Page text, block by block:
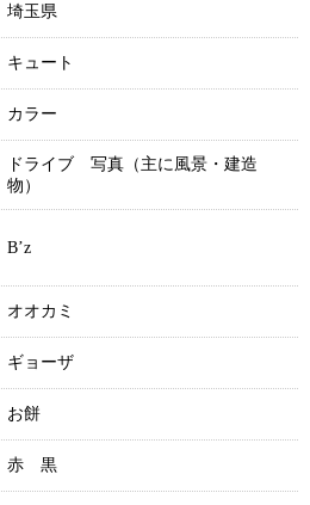
埼玉県
キュート
カラー
ドライブ 写真（主に風景・建造
物）
B’z
オオカミ
ギョーザ
お餅
赤 黒